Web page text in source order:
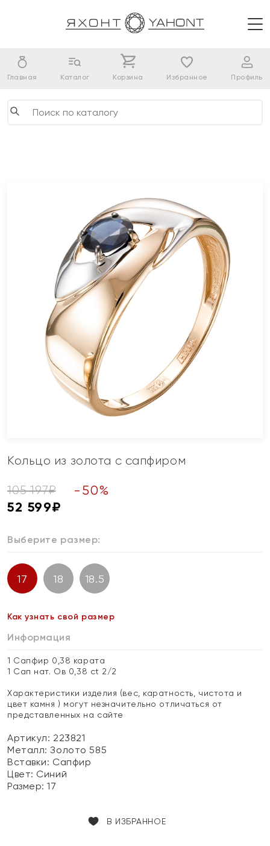
Главная Каталог Корзина Избранное Профиль
Кольцо из золота с сапфиром
105 197₽ - 50%
52 599₽
Выберите размер:
17 18 18.5
Как узнать свой размер
Информация
1 Сапфир 0,38 карата
1 Сап нат. Ов 0,38 ct 2/2
Характеристики изделия (вес, каратность, чистота и
цвет камня ) могут незначительно отличаться от
представленных на сайте
Артикул: 223821
Металл:Золото 585
Вставки: Сапфир
Цвет: Синий
Размер:17
В ИЗБРАННОЕ